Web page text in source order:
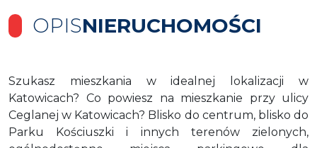
OPISNIERUCHOMOŚCI
Szukasz mieszkania w idealnej lokalizacji w
Katowicach? Co powiesz na mieszkanie przy ulicy
Ceglanej w Katowicach? Blisko do centrum, blisko do
Parku Kościuszki i innych terenów zielonych,